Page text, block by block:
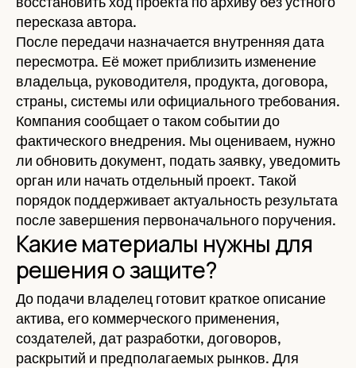
пересказа автора.
После передачи назначается внутренняя дата
пересмотра. Её может приблизить изменение
владельца, руководителя, продукта, договора,
страны, системы или официального требования.
Компания сообщает о таком событии до
фактического внедрения. Мы оцениваем, нужно
ли обновить документ, подать заявку, уведомить
орган или начать отдельный проект. Такой
порядок поддерживает актуальность результата
после завершения первоначального поручения.
Какие материалы нужны для
решения о защите?
До подачи владелец готовит краткое описание
актива, его коммерческого применения,
создателей, дат разработки, договоров,
раскрытий и предполагаемых рынков. Для